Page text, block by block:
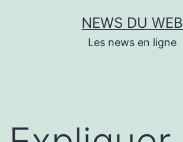
NEWS DU WEB
Les news en ligne